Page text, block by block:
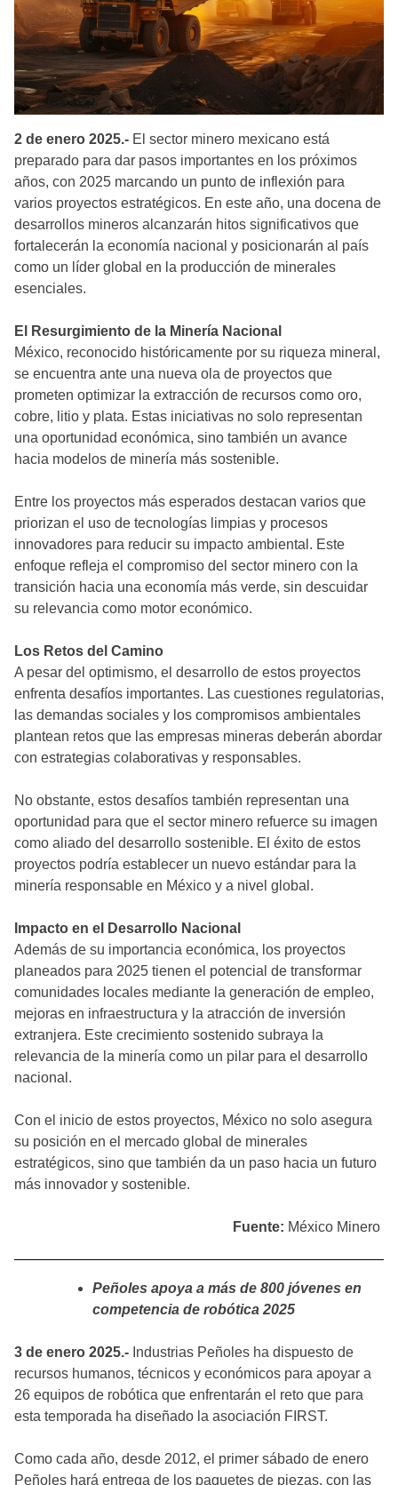
2 de enero 2025.- El sector minero mexicano está
preparado para dar pasos importantes en los próximos
años, con 2025 marcando un punto de inflexión para
varios proyectos estratégicos. En este año, una docena de
desarrollos mineros alcanzarán hitos significativos que
fortalecerán la economía nacional y posicionarán al país
como un líder global en la producción de minerales
esenciales.
El Resurgimiento de la Minería Nacional
México, reconocido históricamente por su riqueza mineral,
se encuentra ante una nueva ola de proyectos que
prometen optimizar la extracción de recursos como oro,
cobre, litio y plata. Estas iniciativas no solo representan
una oportunidad económica, sino también un avance
hacia modelos de minería más sostenible.
Entre los proyectos más esperados destacan varios que
priorizan el uso de tecnologías limpias y procesos
innovadores para reducir su impacto ambiental. Este
enfoque refleja el compromiso del sector minero con la
transición hacia una economía más verde, sin descuidar
su relevancia como motor económico.
Los Retos del Camino
A pesar del optimismo, el desarrollo de estos proyectos
enfrenta desafíos importantes. Las cuestiones regulatorias,
las demandas sociales y los compromisos ambientales
plantean retos que las empresas mineras deberán abordar
con estrategias colaborativas y responsables.
No obstante, estos desafíos también representan una
oportunidad para que el sector minero refuerce su imagen
como aliado del desarrollo sostenible. El éxito de estos
proyectos podría establecer un nuevo estándar para la
minería responsable en México y a nivel global.
Impacto en el Desarrollo Nacional
Además de su importancia económica, los proyectos
planeados para 2025 tienen el potencial de transformar
comunidades locales mediante la generación de empleo,
mejoras en infraestructura y la atracción de inversión
extranjera. Este crecimiento sostenido subraya la
relevancia de la minería como un pilar para el desarrollo
nacional.
Con el inicio de estos proyectos, México no solo asegura
su posición en el mercado global de minerales
estratégicos, sino que también da un paso hacia un futuro
más innovador y sostenible.
Fuente: México Minero
Peñoles apoya a más de 800 jóvenes en
competencia de robótica 2025
3 de enero 2025.- Industrias Peñoles ha dispuesto de
recursos humanos, técnicos y económicos para apoyar a
26 equipos de robótica que enfrentarán el reto que para
esta temporada ha diseñado la asociación FIRST.
Como cada año, desde 2012, el primer sábado de enero
Peñoles hará entrega de los paquetes de piezas, con las